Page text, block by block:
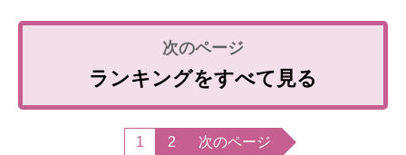
ランキングをすべて見る
1 2 次のページ